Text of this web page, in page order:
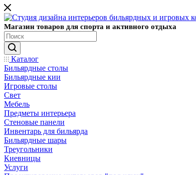
Магазин товаров для спорта и активного отдыха
Каталог
Бильярдные столы
Бильярдные кии
Игровые столы
Свет
Мебель
Предметы интерьера
Стеновые панели
Инвентарь для бильярда
Бильярдные шары
Треугольники
Киевницы
Услуги